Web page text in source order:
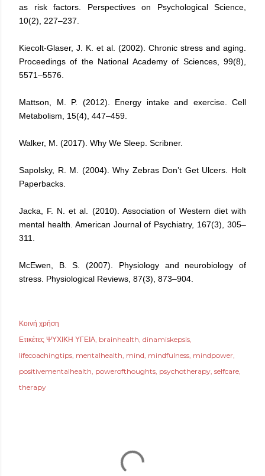
as risk factors. Perspectives on Psychological Science,
10(2), 227–237.
Kiecolt-Glaser, J. K. et al. (2002). Chronic stress and aging.
Proceedings of the National Academy of Sciences, 99(8),
5571–5576.
Mattson, M. P. (2012). Energy intake and exercise. Cell
Metabolism, 15(4), 447–459.
Walker, M. (2017). Why We Sleep. Scribner.
Sapolsky, R. M. (2004). Why Zebras Don’t Get Ulcers. Holt
Paperbacks.
Jacka, F. N. et al. (2010). Association of Western diet with
mental health. American Journal of Psychiatry, 167(3), 305–
311.
McEwen, B. S. (2007). Physiology and neurobiology of
stress. Physiological Reviews, 87(3), 873–904.
Κοινή χρήση
Ετικέτες ΨΥΧΙΚΗ ΥΓΕΙΑ brainhealth dinamiskepsis
lifecoachingtips mentalhealth mind mindfulness mindpower
positivementalhealth powerofthoughts psychotherapy selfcare
therapy